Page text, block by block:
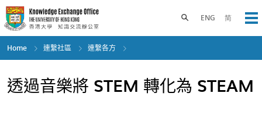
Skip
to
main
content
ENG 简
Toggle search panel
Home 連繫社區 連繫各方
透過音樂將 STEM 轉化為 STEAM